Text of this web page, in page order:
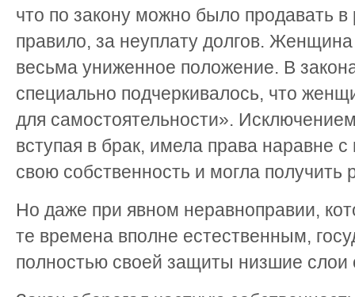
что по закону можно было продавать
правило, за неуплату долгов.
весьма униженное положение. В
специально подчеркивалось, что
для самостоятельности».
вступая в брак, имела права наравне
свою собственность и могла получить
Но даже при явном неравноправии,
те времена вполне естественным,
полностью своей защиты низшие слои